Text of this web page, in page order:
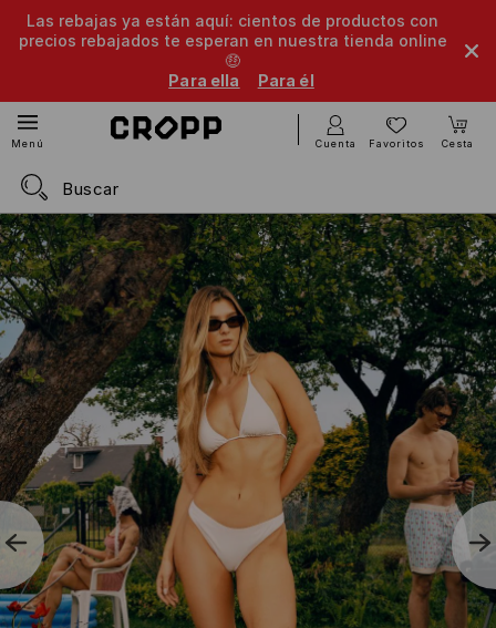
Las rebajas ya están aquí: cientos de productos con
precios rebajados te esperan en nuestra tienda online
🤑
Para ella
Para él
Menú Cuenta Favoritos Cesta